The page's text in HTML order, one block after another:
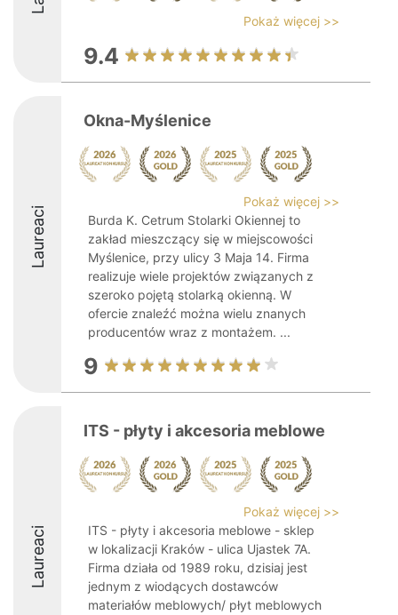
Pokaż więcej >>
9.4
Laureaci
Okna-Myślenice
Pokaż więcej >>
Burda K. Cetrum Stolarki Okiennej to
zakład mieszczący się w miejscowości
Myślenice, przy ulicy 3 Maja 14. Firma
realizuje wiele projektów związanych z
szeroko pojętą stolarką okienną. W
ofercie znaleźć można wielu znanych
producentów wraz z montażem. ...
9
Laureaci
ITS - płyty i akcesoria meblowe
Pokaż więcej >>
ITS - płyty i akcesoria meblowe - sklep
w lokalizacji Kraków - ulica Ujastek 7A.
Firma działa od 1989 roku, dzisiaj jest
jednym z wiodących dostawców
materiałów meblowych/ płyt meblowych